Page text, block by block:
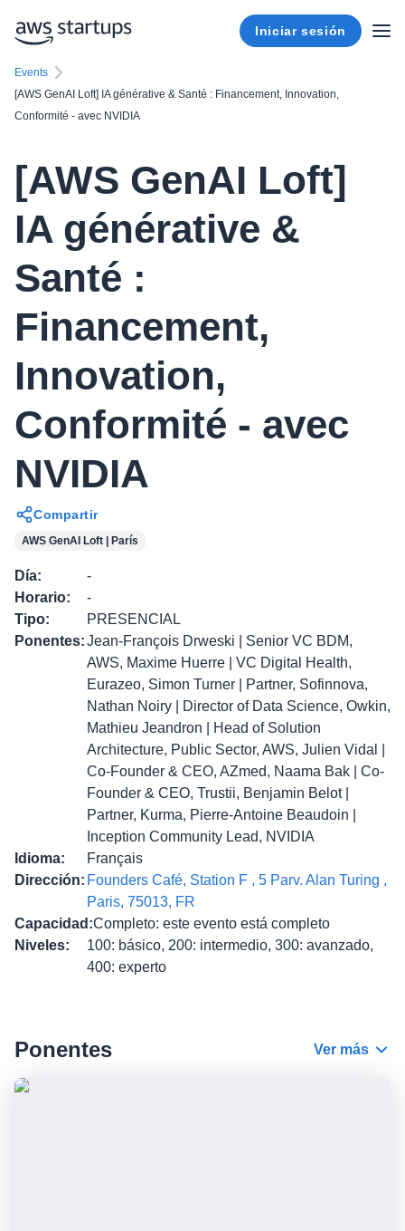
Iniciar sesión
Events
[AWS GenAI Loft] IA générative & Santé : Financement, Innovation,
Conformité - avec NVIDIA
[AWS GenAI Loft]
IA générative &
Santé :
Financement,
Innovation,
Conformité - avec
NVIDIA
Compartir
AWS GenAI Loft | París
Día:
-
Horario:
-
Tipo:
PRESENCIAL
Ponentes:Jean-François Drweski | Senior VC BDM,
AWS, Maxime Huerre | VC Digital Health,
Eurazeo, Simon Turner | Partner, Sofinnova,
Nathan Noiry | Director of Data Science, Owkin,
Mathieu Jeandron | Head of Solution
Architecture, Public Sector, AWS, Julien Vidal |
Co-Founder & CEO, AZmed, Naama Bak | Co-
Founder & CEO, Trustii, Benjamin Belot |
Partner, Kurma, Pierre-Antoine Beaudoin |
Inception Community Lead, NVIDIA
Idioma:
Français
Dirección: Founders Café, Station F , 5 Parv. Alan Turing ,
Paris, 75013, FR
Capacidad :Completo: este evento está completo
Niveles:
100: básico, 200: intermedio, 300: avanzado,
400: experto
Ponentes Ver más